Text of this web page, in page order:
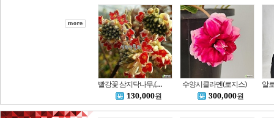
빨강꽃 삼지닥나무,(홍화삼지닥)10번 특별가
130,000원
수양시클라멘(로지스)
300,000원